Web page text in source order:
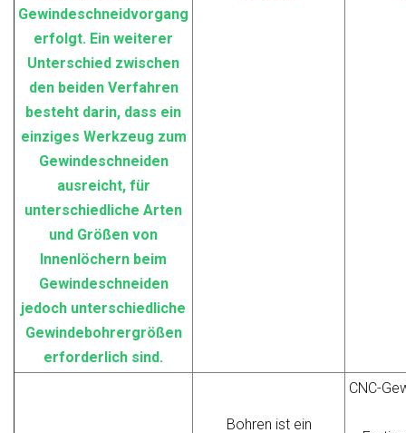
Gewindeschneidvorgang
erfolgt. Ein weiterer
Unterschied zwischen
den beiden Verfahren
besteht darin, dass ein
einziges Werkzeug zum
Gewindeschneiden
ausreicht, für
unterschiedliche Arten
und Größen von
Innenlöchern beim
Gewindeschneiden
jedoch unterschiedliche
Gewindebohrergrößen
erforderlich sind.
Bohren ist ein
CNC-